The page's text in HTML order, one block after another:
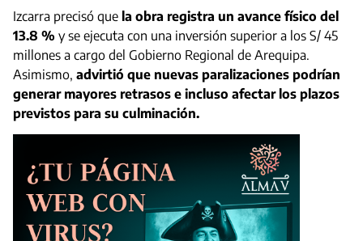
Izcarra precisó que la obra registra un avance físico del
13.8 % y se ejecuta con una inversión superior a los S/ 45
millones a cargo del Gobierno Regional de Arequipa.
Asimismo, advirtió que nuevas paralizaciones podrían
generar mayores retrasos e incluso afectar los plazos
previstos para su culminación.